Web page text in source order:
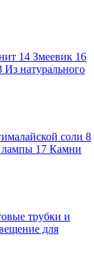
14 Змеевик 16
Из натурального
соли 8
17 Камни
трубки и
для